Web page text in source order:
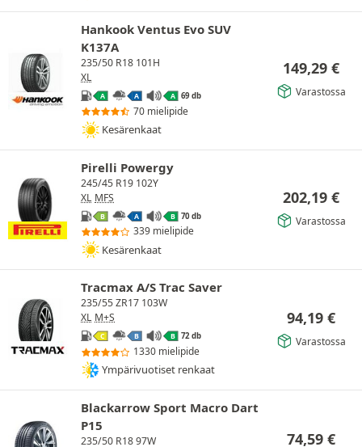
Hankook Ventus Evo SUV
K137A
235/50 R18 101H
XL
A A A 69 db
70 mielipide
Kesärenkaat
149,29 €
Varastossa
Pirelli Powergy
245/45 R19 102Y
XL MFS
B A B 70 db
339 mielipide
Kesärenkaat
202,19 €
Varastossa
Tracmax A/S Trac Saver
235/55 ZR17 103W
XL M+S
C B B 72 db
1330 mielipide
Ympärivuotiset renkaat
94,19 €
Varastossa
Blackarrow Sport Macro Dart
P15
235/50 R18 97W 74,59 €